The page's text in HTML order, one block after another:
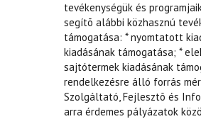
tevékenységük és
segítõ alábbi közhasznú
támogatása: * nyomtatott
kiadásának támogatása; *
sajtótermek kiadásának
rendelkezésre álló forrás
Szolgáltató, Fejlesztõ és
arra érdemes pályázatok